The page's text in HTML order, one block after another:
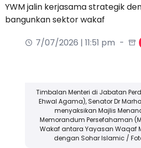
YWM jalin kerjasama strategik
bangunkan sektor wakaf
7/07/2026 | 11:51 pm
Timbalan Menteri di Jabatan
Ehwal Agama), Senator Dr
menyaksikan Majlis
Memorandum Persefahaman
Wakaf antara Yayasan Waqaf
dengan Sohar Islamic / Foto